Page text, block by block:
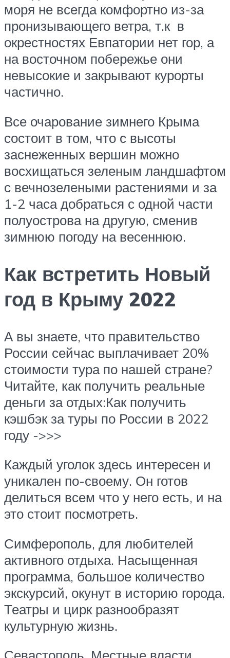
моря не всегда комфортно из-за
пронизывающего ветра, т.к в
окрестностях Евпатории нет гор, а
на восточном побережье они
невысокие и закрывают курорты
частично.
Все очарование зимнего Крыма
состоит в том, что с высоты
заснеженных вершин можно
восхищаться зеленым ландшафтом
с вечнозелеными растениями и за
1-2 часа добраться с одной части
полуострова на другую, сменив
зимнюю погоду на весеннюю.
Как встретить Новый
год в Крыму 2022
А вы знаете, что правительство
России сейчас выплачивает 20%
стоимости тура по нашей стране?
Читайте, как получить реальные
деньги за отдых:Как получить
кэшбэк за туры по России в 2022
году ->>>
Каждый уголок здесь интересен и
уникален по-своему. Он готов
делиться всем что у него есть, и на
это стоит посмотреть.
Симферополь, для любителей
активного отдыха. Насыщенная
программа, большое количество
экскурсий, окунут в историю города.
Театры и цирк разнообразят
культурную жизнь.